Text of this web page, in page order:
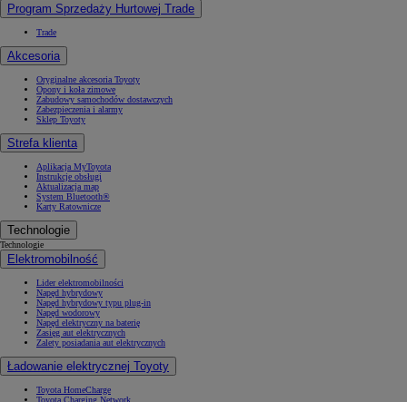
Program Sprzedaży Hurtowej Trade
Trade
Akcesoria
Oryginalne akcesoria Toyoty
Opony i koła zimowe
Zabudowy samochodów dostawczych
Zabezpieczenia i alarmy
Sklep Toyoty
Strefa klienta
Aplikacja MyToyota
Instrukcje obsługi
Aktualizacja map
System Bluetooth®
Karty Ratownicze
Technologie
Technologie
Elektromobilność
Lider elektromobilności
Napęd hybrydowy
Napęd hybrydowy typu plug-in
Napęd wodorowy
Napęd elektryczny na baterię
Zasięg aut elektrycznych
Zalety posiadania aut elektrycznych
Ładowanie elektrycznej Toyoty
Toyota HomeCharge
Toyota Charging Network